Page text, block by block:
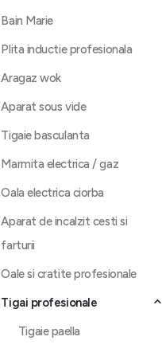
Bain Marie
Plita inductie profesionala
Aragaz wok
Aparat sous vide
Tigaie basculanta
Marmita electrica / gaz
Oala electrica ciorba
Aparat de incalzit cesti si
farturii
Oale si cratite profesionale
Tigai profesionale
Tigaie paella